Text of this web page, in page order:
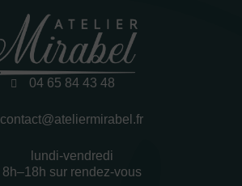
04 65 84 43 48
contact@ateliermirabel.fr
lundi-vendredi
8h–18h sur rendez-vous